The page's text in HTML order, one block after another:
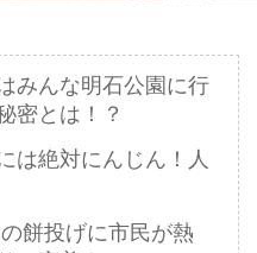
みんな明石公園に行
密とは！？
は絶対にんじん！人
餅投げに市民が熱